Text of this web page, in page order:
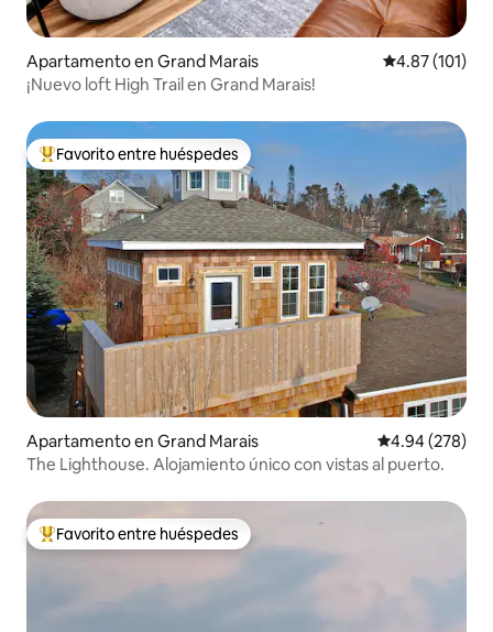
Apartamento en Grand Marais Calificación
4.87 (101)
¡Nuevo loft High Trail en Grand Marais!
Favorito entre huéspedes preferido
Favorito entre huéspedes
Apartamento en Grand Marais Calificación
4.94 (278)
The Lighthouse. Alojamiento único con vistas al puerto.
Favorito entre huéspedes preferido
Favorito entre huéspedes